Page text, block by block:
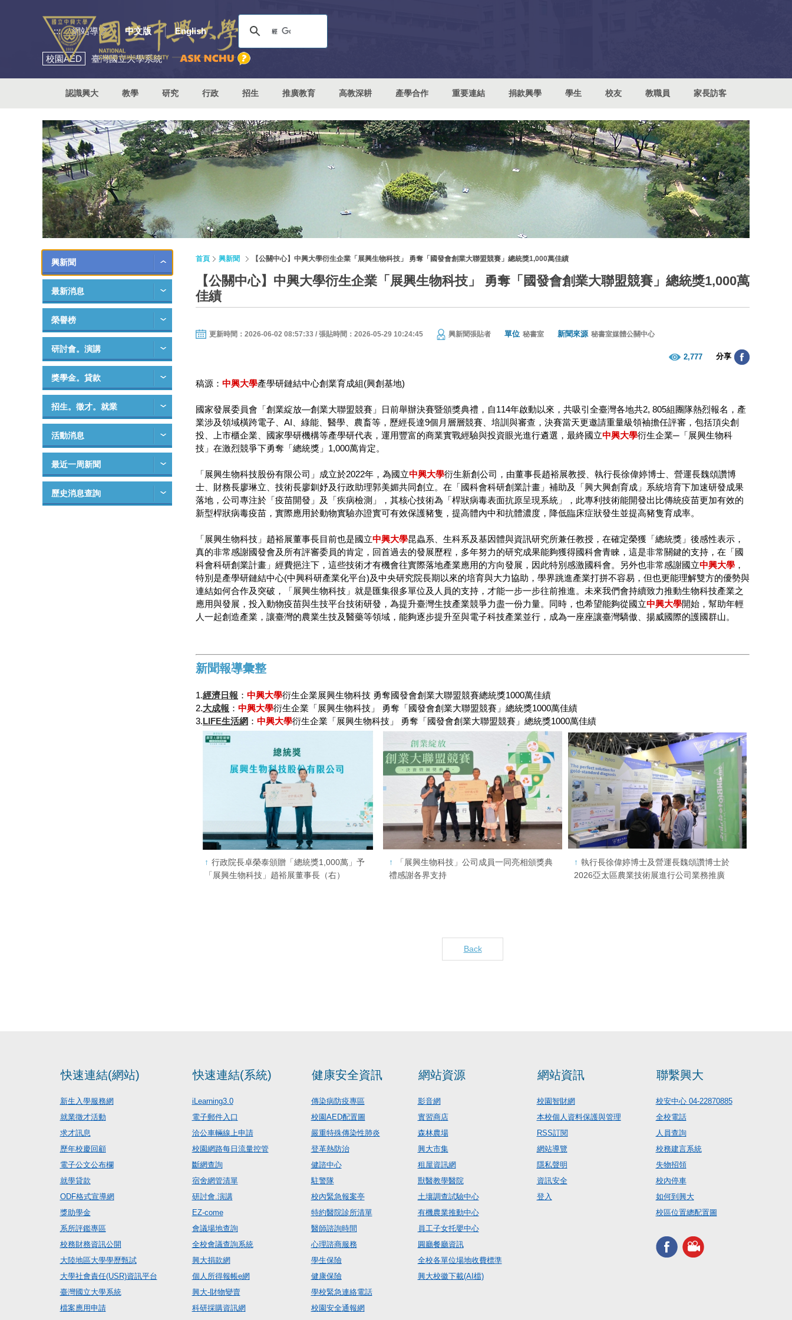
::: 網站導覽 中文版 English
校園AED 臺灣國立大學系統
認識興大 教學 研究 行政 招生 推廣教育 高教深耕 產學合作 重要連結 捐款興學 學生 校友 教職員 家長訪客
興新聞
最新消息
榮譽榜
研討會。演講
獎學金。貸款
招生。徵才。就業
活動消息
最近一周新聞
歷史消息查詢
首頁 興新聞 【公關中心】中興大學衍生企業「展興生物科技」 勇奪「國發會創業大聯盟競賽」總統獎1,000萬佳績
【公關中心】中興大學衍生企業「展興生物科技」 勇奪「國發會創業大聯盟競賽」總統獎1,000萬
佳績
更新時間：2026-06-02 08:57:33 / 張貼時間：2026-05-29 10:24:45 興新聞張貼者 單位 秘書室 新聞來源 秘書室媒體公關中心
2,777 分享
稿源： 中興大學產學研鏈結中心創業育成組(興創基地)
國家發展委員會「創業綻放—創業大聯盟競賽」日前舉辦決賽暨頒獎典禮，自114年啟動以來，共吸引全臺灣各地共2, 805組團隊熱烈報名，產
業涉及領域橫跨電子、AI、綠能、醫學、農畜等，歷經長達9個月層層競賽、培訓與審查，決賽當天更邀請重量級領袖擔任評審，包括頂尖創
投、上市櫃企業、國家學研機構等產學研代表，運用豐富的商業實戰經驗與投資眼光進行遴選，最終國立中興大學衍生企業─「展興生物科
技」在激烈競爭下勇奪「總統獎」1,000萬肯定。
「展興生物科技股份有限公司」成立於2022年，為國立中興大學衍生新創公司，由董事長趙裕展教授、執行長徐偉婷博士、營運長魏頌讚博
士、財務長廖琳立、技術長廖釧妤及行政助理郭美媚共同創立。在「國科會科研創業計畫」補助及「興大興創育成」系統培育下加速研發成果
落地，公司專注於「疫苗開發」及「疾病檢測」，其核心技術為「桿狀病毒表面抗原呈現系統」，此專利技術能開發出比傳統疫苗更加有效的
新型桿狀病毒疫苗，實際應用於動物實驗亦證實可有效保護豬隻，提高體內中和抗體濃度，降低臨床症狀發生並提高豬隻育成率。
「展興生物科技」趙裕展董事長目前也是國立中興大學昆蟲系、生科系及基因體與資訊研究所兼任教授，在確定榮獲「總統獎」後感性表示，
真的非常感謝國發會及所有評審委員的肯定，回首過去的發展歷程，多年努力的研究成果能夠獲得國科會青睞，這是非常關鍵的支持，在「國
科會科研創業計畫」經費挹注下，這些技術才有機會往實際落地產業應用的方向發展，因此特別感激國科會。另外也非常感謝國立中興大學 ，
特別是產學研鏈結中心(中興科研產業化平台)及中央研究院長期以來的培育與大力協助，學界跳進產業打拼不容易，但也更能理解雙方的優勢與
連結如何合作及突破，「展興生物科技」就是匯集很多單位及人員的支持，才能一步一步往前推進。未來我們會持續致力推動生物科技產業之
應用與發展，投入動物疫苗與生技平台技術研發，為提升臺灣生技產業競爭力盡一份力量。同時，也希望能夠從國立中興大學開始，幫助年輕
人一起創造產業，讓臺灣的農業生技及醫藥等領域，能夠逐步提升至與電子科技產業並行，成為一座座讓臺灣驕傲、揚威國際的護國群山。
新聞報導彙整
1.經濟日報 ： 中興大學衍生企業展興生物科技 勇奪國發會創業大聯盟競賽總統獎1000萬佳績
2.大成報 ： 中興大學衍生企業「展興生物科技」 勇奪「國發會創業大聯盟競賽」總統獎1000萬佳績
3.LIFE生活網 ： 中興大學衍生企業「展興生物科技」 勇奪「國發會創業大聯盟競賽」總統獎1000萬佳績
行政院長卓榮泰頒贈「總統獎1,000萬」予
「展興生物科技」趙裕展董事長（右）
「展興生物科技」公司成員一同亮相頒獎典
禮感謝各界支持
執行長徐偉婷博士及營運長魏頌讚博士於
2026亞太區農業技術展進行公司業務推廣
Back
快速連結(網站)
新生入學服務網
就業徵才活動
求才訊息
歷年校慶回顧
電子公文公布欄
就學貸款
ODF格式宣導網
獎助學金
系所評鑑專區
校務財務資訊公開
大陸地區大學學歷甄試
大學社會責任(USR)資訊平台
臺灣國立大學系統
檔案應用申請
快速連結(系統)
iLearning3.0
電子郵件入口
洽公車輛線上申請
校園網路每日流量控管
斷網查詢
宿舍網管清單
研討會.演講
EZ-come
會議場地查詢
全校會議查詢系統
興大捐款網
個人所得報帳e網
興大-財物變賣
科研採購資訊網
健康安全資訊
傳染病防疫專區
校園AED配置圖
嚴重特殊傳染性肺炎
登革熱防治
健諮中心
駐警隊
校內緊急報案亭
特約醫院診所清單
醫師諮詢時間
心理諮商服務
學生保險
健康保險
學校緊急連絡電話
校園安全通報網
網站資源
影音網
實習商店
森林農場
興大市集
租屋資訊網
獸醫教學醫院
土壤調查試驗中心
有機農業推動中心
員工子女托嬰中心
圓廳餐廳資訊
全校各單位場地收費標準
興大校徽下載(AI檔)
網站資訊
校園智財網
本校個人資料保護與管理
RSS訂閱
網站導覽
隱私聲明
資訊安全
登入
聯繫興大
校安中心 04-22870885
全校電話
人員查詢
校務建言系統
失物招領
校內停車
如何到興大
校區位置總配置圖